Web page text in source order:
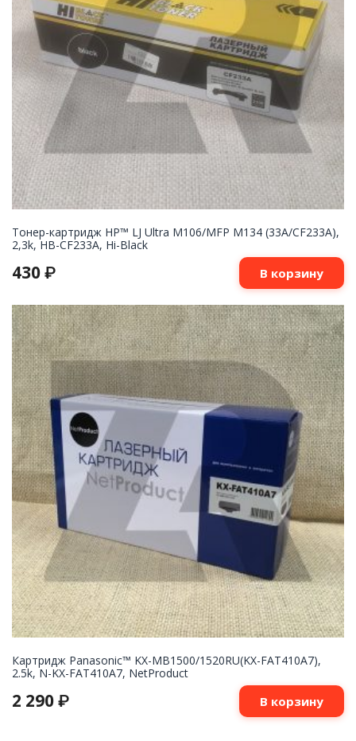
Тонер-картридж HP™ LJ Ultra M106/MFP M134 (33A/CF233A),
2,3k, HB-CF233A, Hi-Black
430 ₽ В корзину
Картридж Panasonic™ KX-MB1500/1520RU(KX-FAT410A7),
2.5k, N-KX-FAT410A7, NetProduct
2 290 ₽ В корзину